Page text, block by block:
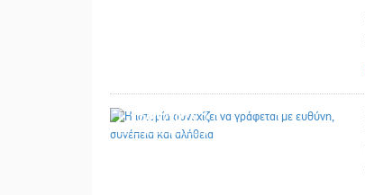
27/07/2026